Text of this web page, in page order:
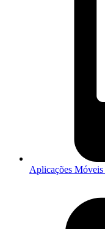
Aplicações Móveis